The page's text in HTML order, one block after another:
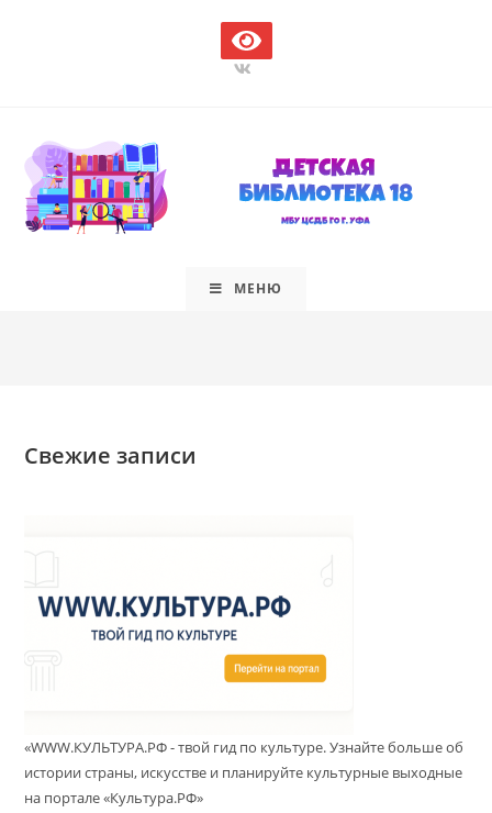
МЕНЮ
Свежие записи
«WWW.КУЛЬТУРА.РФ - твой гид по культуре. Узнайте больше об
истории страны, искусстве и планируйте культурные выходные
на портале «Культура.РФ»